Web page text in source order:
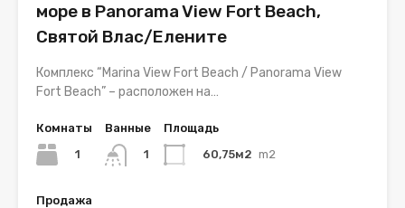
море в Panorama View Fort Beach,
Святой Влас/Елените
Комплекс “Marina View Fort Beach / Panorama View
Fort Beach” – расположен на…
Комнаты
1
Ванные
1
Площадь
60,75м2 m2
Продажа